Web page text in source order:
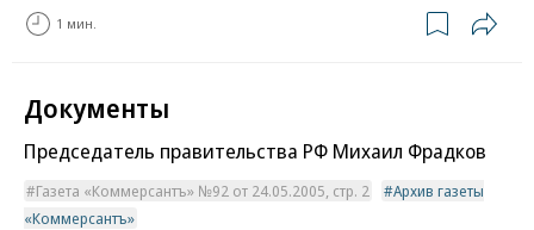
1 мин.
Документы
Председатель правительства РФ Михаил Фрадков
Газета «Коммерсантъ» №92 от 24.05.2005, стр. 2
Архив газеты
«Коммерсантъ»